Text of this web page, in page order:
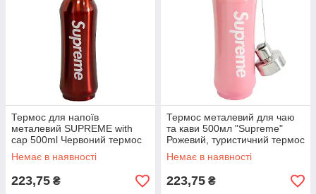
Термос для напоїв
металевий SUPREME with
cap 500ml Червоний термос
для чаю, термокружка |
термобутилка
Немає в наявності
223,75 ₴
Термос металевий для чаю
та кави 500мл "Supreme"
Рожевий, туристичний термос
для напоїв, термопляшка
Немає в наявності
223,75 ₴